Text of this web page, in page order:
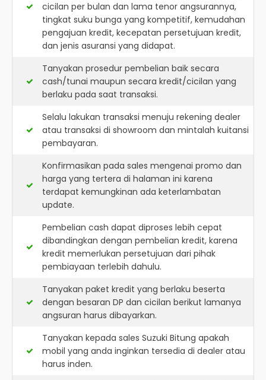
cicilan per bulan dan lama tenor angsurannya,
tingkat suku bunga yang kompetitif, kemudahan
pengajuan kredit, kecepatan persetujuan kredit,
dan jenis asuransi yang didapat.
Tanyakan prosedur pembelian baik secara
cash/tunai maupun secara kredit/cicilan yang
berlaku pada saat transaksi.
Selalu lakukan transaksi menuju rekening dealer
atau transaksi di showroom dan mintalah kuitansi
pembayaran.
Konfirmasikan pada sales mengenai promo dan
harga yang tertera di halaman ini karena
terdapat kemungkinan ada keterlambatan
update.
Pembelian cash dapat diproses lebih cepat
dibandingkan dengan pembelian kredit, karena
kredit memerlukan persetujuan dari pihak
pembiayaan terlebih dahulu.
Tanyakan paket kredit yang berlaku beserta
dengan besaran DP dan cicilan berikut lamanya
angsuran harus dibayarkan.
Tanyakan kepada sales Suzuki Bitung apakah
mobil yang anda inginkan tersedia di dealer atau
harus inden.